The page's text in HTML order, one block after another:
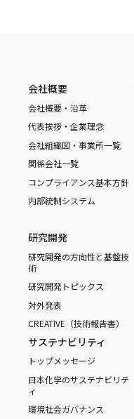
会社概要
会社概要・沿革
代表挨拶・企業理念
会社組織図・事業所一覧
関係会社一覧
コンプライアンス基本方針
内部統制システム
研究開発
研究開発の方向性と基盤技
術
研究開発トピックス
対外発表
CREATIVE（技術報告書）
サステナビリティ
トップメッセージ
日本化学のサステナビリテ
ィ
環境社会ガバナンス